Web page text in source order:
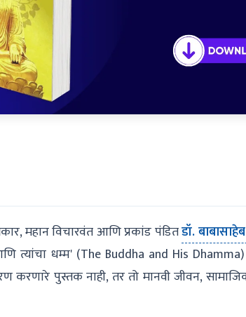
महान विचारवंत आणि प्रकांड पंडितडॉ.
त्यांचा धम्म' (The Buddha and His Dhamma)
करणारे पुस्तक नाही, तर तो मानवी जीवन,